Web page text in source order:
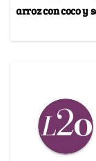
arroz con coco y